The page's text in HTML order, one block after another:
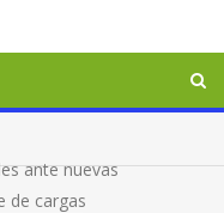
ante nuevas
de cargas